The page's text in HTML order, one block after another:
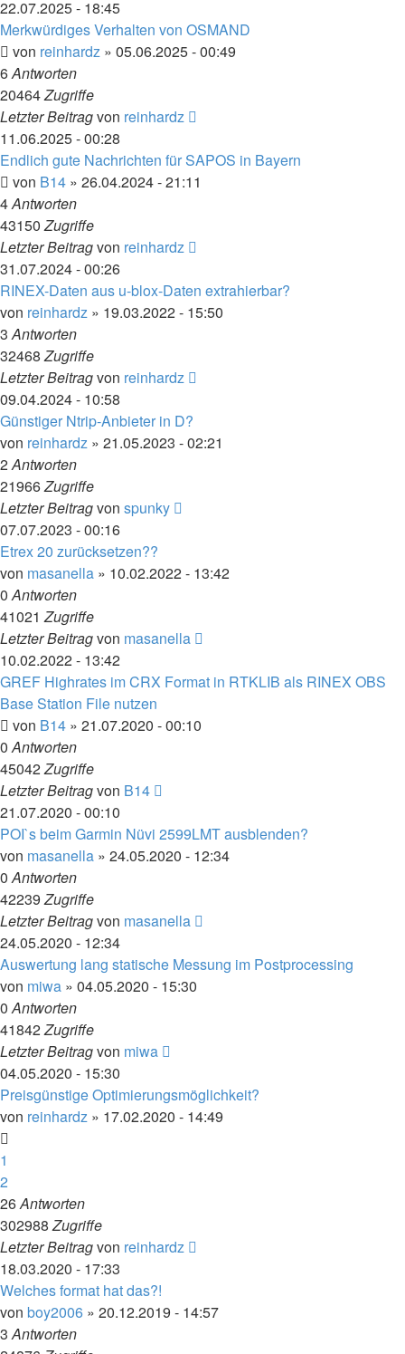
22.07.2025 - 18:45
Merkwürdiges Verhalten von OSMAND
von reinhardz » 05.06.2025 - 00:49
6Antworten
20464Zugriffe
Letzter Beitragvon reinhardz
11.06.2025 - 00:28
Endlich gute Nachrichten für SAPOS in Bayern
von B14 » 26.04.2024 - 21:11
4Antworten
43150Zugriffe
Letzter Beitragvon reinhardz
31.07.2024 - 00:26
RINEX-Daten aus u-blox-Daten extrahierbar?
von reinhardz » 19.03.2022 - 15:50
3Antworten
32468Zugriffe
Letzter Beitragvon reinhardz
09.04.2024 - 10:58
Günstiger Ntrip-Anbieter in D?
von reinhardz » 21.05.2023 - 02:21
2Antworten
21966Zugriffe
Letzter Beitragvon spunky
07.07.2023 - 00:16
Etrex 20 zurücksetzen??
von masanella » 10.02.2022 - 13:42
0Antworten
41021Zugriffe
Letzter Beitragvon masanella
10.02.2022 - 13:42
GREF Highrates im CRX Format in RTKLIB als RINEX OBS
Base Station File nutzen
von B14 » 21.07.2020 - 00:10
0Antworten
45042Zugriffe
Letzter Beitragvon B14
21.07.2020 - 00:10
POI`s beim Garmin Nüvi 2599LMT ausblenden?
von masanella » 24.05.2020 - 12:34
0Antworten
42239Zugriffe
Letzter Beitragvon masanella
24.05.2020 - 12:34
Auswertung lang statische Messung im Postprocessing
von miwa » 04.05.2020 - 15:30
0Antworten
41842Zugriffe
Letzter Beitragvon miwa
04.05.2020 - 15:30
Preisgünstige Optimierungsmöglichkeit?
von reinhardz » 17.02.2020 - 14:49
1
2
26Antworten
302988Zugriffe
Letzter Beitragvon reinhardz
18.03.2020 - 17:33
Welches format hat das?!
von boy2006 » 20.12.2019 - 14:57
3Antworten